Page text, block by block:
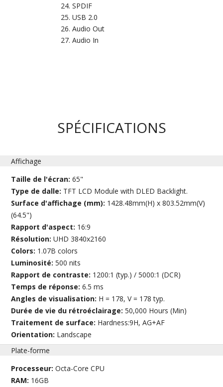
SPDIF
USB 2.0
Audio Out
Audio In
SPÉCIFICATIONS
Affichage
Taille de l'écran:65"
Type de dalle: TFT LCD Module with DLED Backlight.
Surface d'affichage (mm): 1428.48mm(H) x 803.52mm(V)
(64.5")
Rapport d'aspect: 16:9
Résolution:UHD 3840x2160
Colors: 1.07B colors
Luminosité:500 nits
Rapport de contraste: 1200:1 (typ.) / 5000:1 (DCR)
Temps de réponse:6.5 ms
Angles de visualisation: H = 178, V = 178 typ.
Durée de vie du rétroéclairage:50,000 Hours (Min)
Traitement de surface: Hardness:9H, AG+AF
Orientation: Landscape
Plate-forme
Processeur:Octa-Core CPU
RAM: 16GB